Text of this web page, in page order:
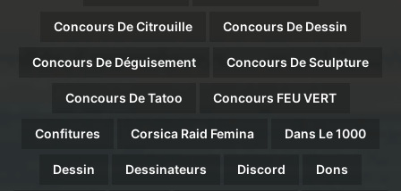
Concours De Citrouille Concours De Dessin
Concours De Déguisement Concours De Sculpture
Concours De Tatoo Concours FEU VERT
Confitures Corsica Raid Femina Dans Le 1000
Dessin Dessinateurs Discord Dons